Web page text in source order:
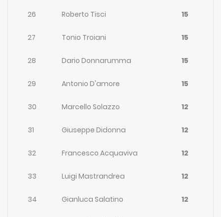
26 Roberto Tisci 15
27 Tonio Troiani 15
28 Dario Donnarumma 15
29 Antonio D'amore 15
30 Marcello Solazzo 12
31 Giuseppe Didonna 12
32 Francesco Acquaviva 12
33 Luigi Mastrandrea 12
34 Gianluca Salatino 12